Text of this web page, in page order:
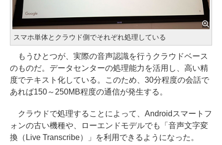
スマホ単体とクラウド側でそれぞれ処理している
もうひとつが、実際の音声認識を行うクラウドベース
のものだ。データセンターの処理能力を活用し、高い精
度でテキスト化している。このため、30分程度の会話で
あれば150～250MB程度の通信が発生する。
クラウドで処理することによって、Androidスマートフ
ォンの古い機種や、ローエンドモデルでも「音声文字変
換（Live Transcribe）」を利用できるようになった。